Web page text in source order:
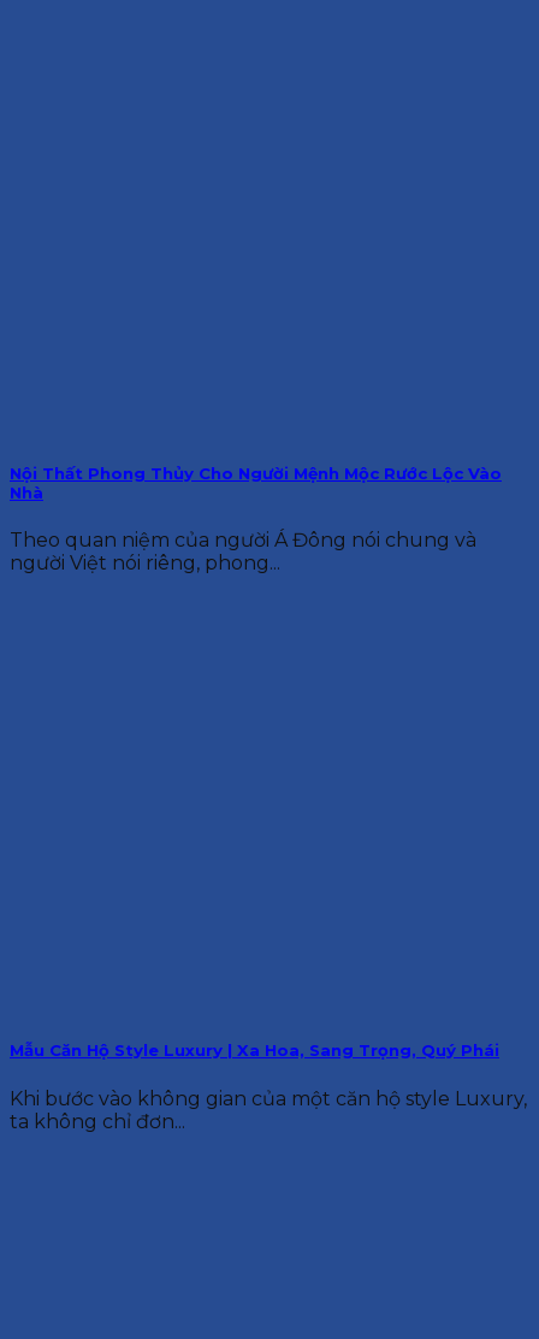
Nội Thất Phong Thủy Cho Người Mệnh Mộc Rước Lộc Vào
Nhà
Theo quan niệm của người Á Đông nói chung và
người Việt nói riêng, phong...
Mẫu Căn Hộ Style Luxury | Xa Hoa, Sang Trọng, Quý Phái
Khi bước vào không gian của một căn hộ style Luxury,
ta không chỉ đơn...